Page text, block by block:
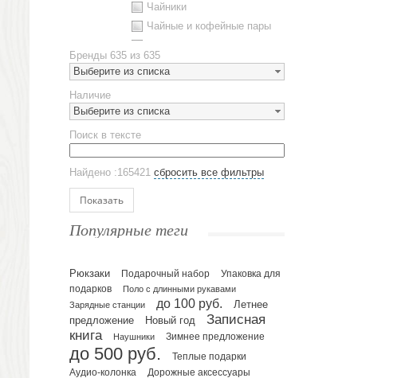
Чайники
Чайные и кофейные пары
Наборы посуды
Предметы сервировки
Стаканы
Эко кружки
ЕВРОПОСУДА
Аксессуары
Ежедневники и блокноты
Датированные ежедневники
Планинги и телефонные книжки
Планинги датированные
Планинги недатированные
Телефонные книжки
Еженедельники
Органайзер на ежедневник
Бренды 635 из 635
Выберите из списка
Наличие
Выберите из списка
Поиск в тексте
Найдено :165421 сбросить все фильтры
Показать
Популярные теги
Рюкзаки Подарочный набор
Упаковка для
подарков
Поло с длинными рукавами
Зарядные станции
до 100 руб.
Летнее
предложение
Новый год
Записная
книга
Наушники Зимнее предложение
до 500 руб.
Теплые подарки
Аудио-колонка
Дорожные аксессуары